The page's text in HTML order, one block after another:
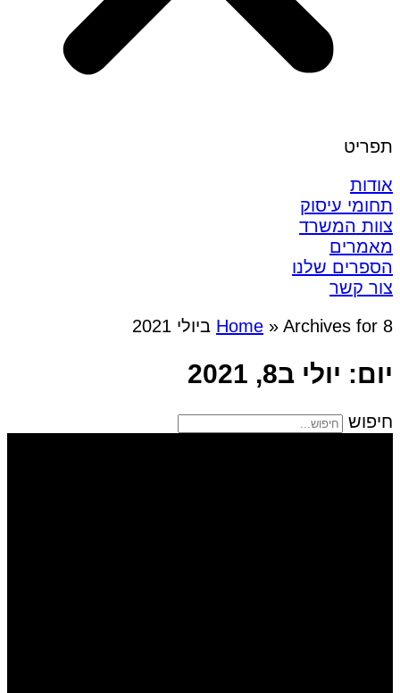
תפריט
אודות
תחומי עיסוק
צוות המשרד
מאמרים
הספרים שלנו
צור קשר
Home » Archives for 8 ביולי 2021
יום: יולי ב8, 2021
חיפוש